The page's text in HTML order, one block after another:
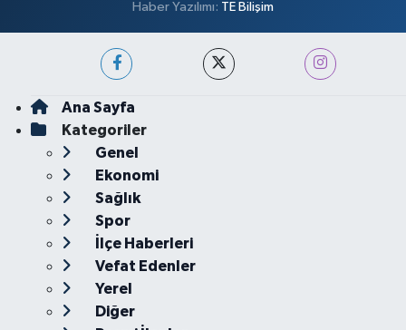
Haber Yazılımı: TE Bilişim
Ana Sayfa
Kategoriler
Genel
Ekonomi
Sağlık
Spor
İlçe Haberleri
Vefat Edenler
Yerel
Diğer